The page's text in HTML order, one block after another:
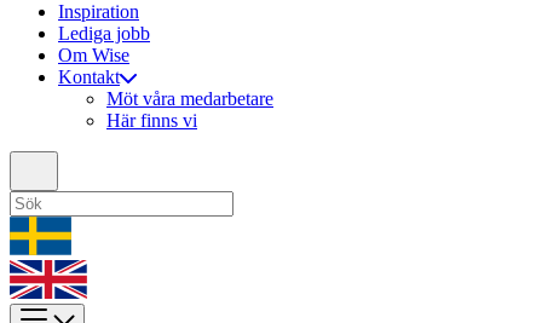
Inspiration
Lediga jobb
Om Wise
Kontakt
Möt våra medarbetare
Här finns vi